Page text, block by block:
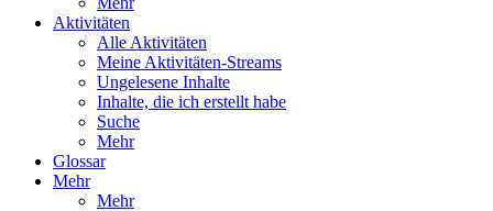
Aktivitäten
Alle Aktivitäten
Meine Aktivitäten-Streams
Ungelesene Inhalte
Inhalte, die ich erstellt habe
Suche
Mehr
Glossar
Mehr
Mehr